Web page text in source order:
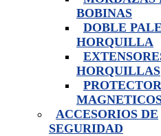
BOBINAS
DOBLE
HORQUILLA
HORQUILLAS
ACCESORIOS DE
SEGURIDAD